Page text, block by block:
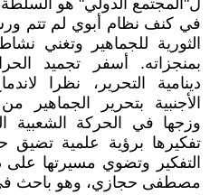
ل"المجتمع الدولي" هو السلطة
في كنف نظام أبوي لم تتم
الثورية للجماهير وتغني
بمنجزاته. أسفر تجميد
دينامية التحرير، نظرا
الأجنبية بتحرير الجماهير
وزجها في الحركة الشعبية
تفكيرها برؤية علمية تضيق
التفكير وتضوي مسيرتها على
مصطفى حجازي، وهو باحث في